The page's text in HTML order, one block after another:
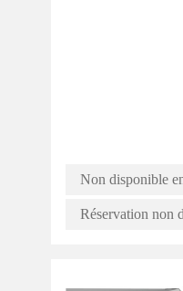
Non disponible
Réservation non